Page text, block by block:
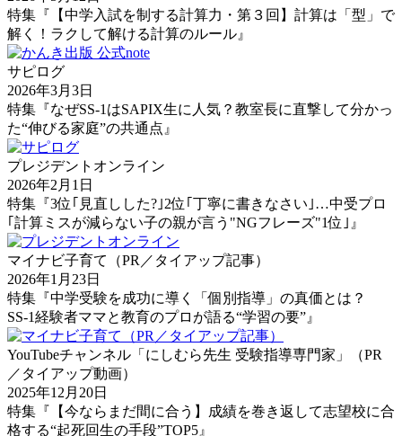
特集『【中学入試を制する計算力・第３回】計算は「型」で
解く！ラクして解ける計算のルール』
サピログ
2026年3月3日
特集『なぜSS-1はSAPIX生に人気？教室長に直撃して分かっ
た“伸びる家庭”の共通点』
プレジデントオンライン
2026年2月1日
特集『3位｢見直しした?｣2位｢丁寧に書きなさい｣…中受プロ
｢計算ミスが減らない子の親が言う"NGフレーズ"1位｣』
マイナビ子育て（PR／タイアップ記事）
2026年1月23日
特集『中学受験を成功に導く「個別指導」の真価とは？
SS-1経験者ママと教育のプロが語る“学習の要”』
YouTubeチャンネル「にしむら先生 受験指導専門家」（PR
／タイアップ動画）
2025年12月20日
特集『【今ならまだ間に合う】成績を巻き返して志望校に合
格する“起死回生の手段”TOP5』